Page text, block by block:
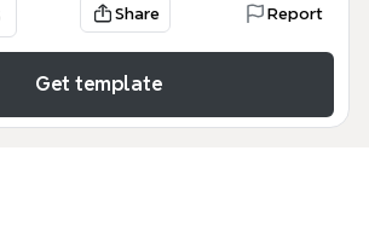
Share Report
Get template